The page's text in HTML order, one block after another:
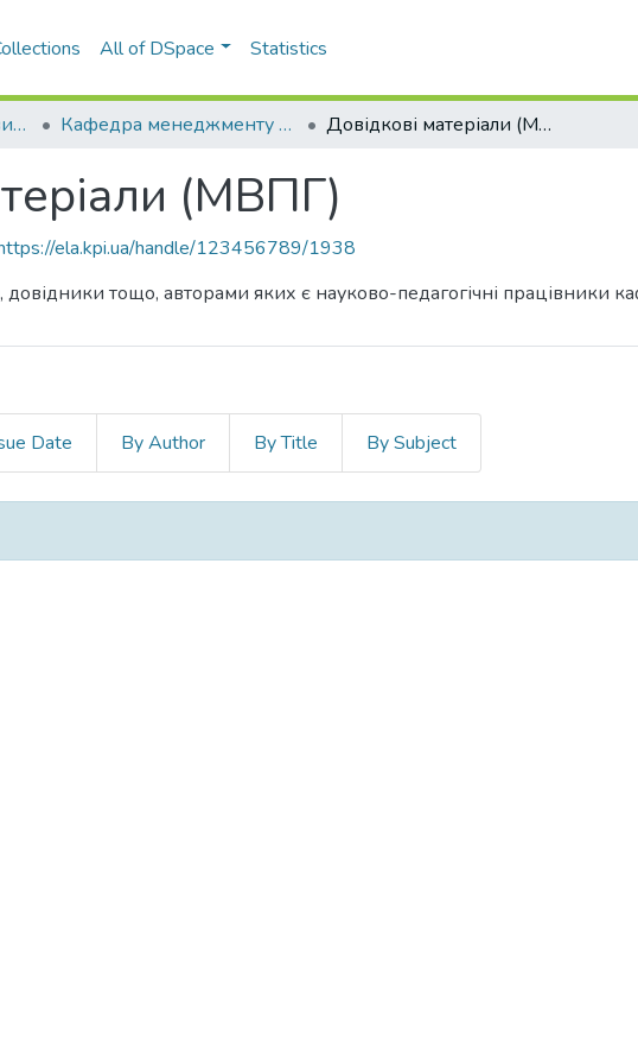
All of DSpace Statistics
Навчально-науковий видавничо-полiграфiчний інститут (НН ВПІ) Кафедра менеджменту видавничо-поліграфічної галузі (МВПГ) Довідкові матеріали (МВПГ)
(МВПГ)
ela.kpi.ua/handle/123456789/1938
тощо, авторами яких є науково-педагогічні працівники
Date By Author By Title By Subject